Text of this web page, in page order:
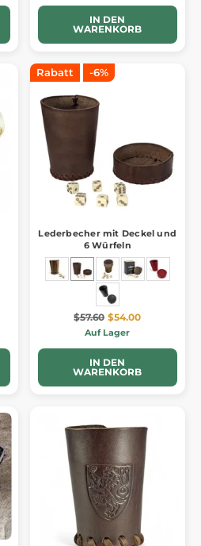
IN DEN
WARENKORB
Rabatt -6%
Lederbecher mit Deckel und
6 Würfeln
$57.60 $54.00
Auf Lager
IN DEN
WARENKORB